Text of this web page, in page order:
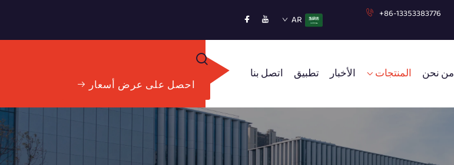
+86-13353383776
AR
من نحن المنتجات الأخبار تطبيق اتصل بنا
احصل على عرض أسعار